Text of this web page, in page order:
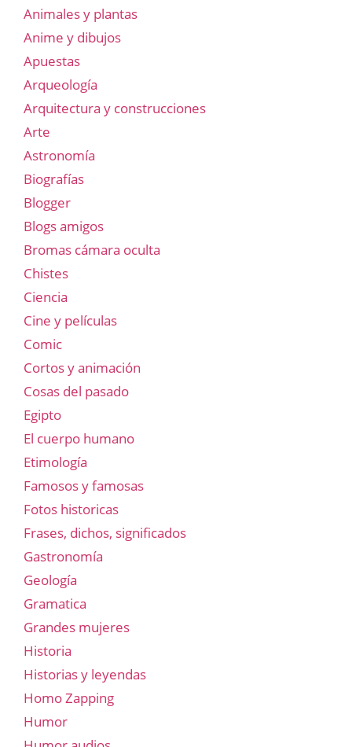
Animales y plantas
Anime y dibujos
Apuestas
Arqueología
Arquitectura y construcciones
Arte
Astronomía
Biografías
Blogger
Blogs amigos
Bromas cámara oculta
Chistes
Ciencia
Cine y películas
Comic
Cortos y animación
Cosas del pasado
Egipto
El cuerpo humano
Etimología
Famosos y famosas
Fotos historicas
Frases, dichos, significados
Gastronomía
Geología
Gramatica
Grandes mujeres
Historia
Historias y leyendas
Homo Zapping
Humor